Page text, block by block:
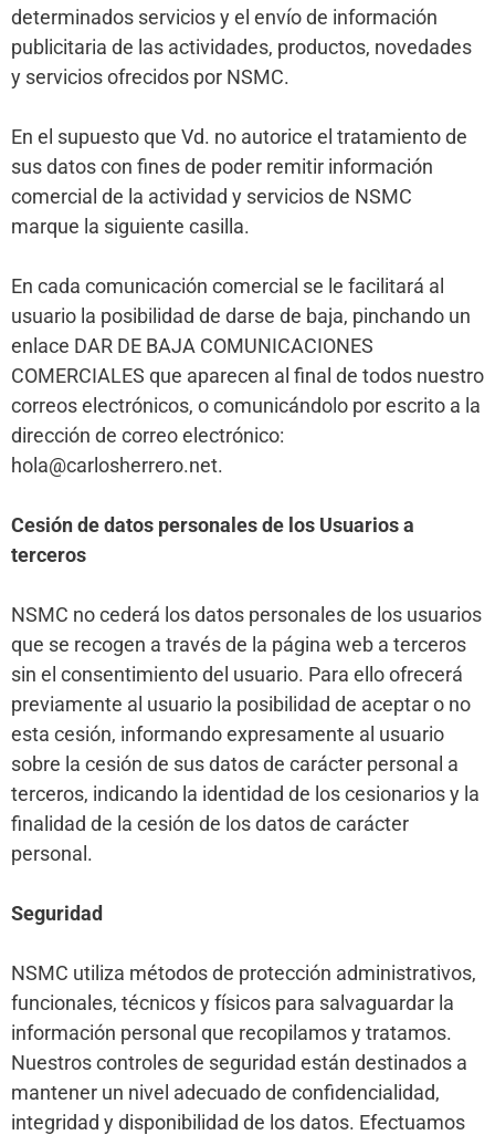
determinados servicios y el envío de información
publicitaria de las actividades, productos, novedades
y servicios ofrecidos por NSMC.
En el supuesto que Vd. no autorice el tratamiento de
sus datos con fines de poder remitir información
comercial de la actividad y servicios de NSMC
marque la siguiente casilla.
En cada comunicación comercial se le facilitará al
usuario la posibilidad de darse de baja, pinchando un
enlace DAR DE BAJA COMUNICACIONES
COMERCIALES que aparecen al final de todos nuestro
correos electrónicos, o comunicándolo por escrito a la
dirección de correo electrónico:
hola@carlosherrero.net.
Cesión de datos personales de los Usuarios a
terceros
NSMC no cederá los datos personales de los usuarios
que se recogen a través de la página web a terceros
sin el consentimiento del usuario. Para ello ofrecerá
previamente al usuario la posibilidad de aceptar o no
esta cesión, informando expresamente al usuario
sobre la cesión de sus datos de carácter personal a
terceros, indicando la identidad de los cesionarios y la
finalidad de la cesión de los datos de carácter
personal.
Seguridad
NSMC utiliza métodos de protección administrativos,
funcionales, técnicos y físicos para salvaguardar la
información personal que recopilamos y tratamos.
Nuestros controles de seguridad están destinados a
mantener un nivel adecuado de confidencialidad,
integridad y disponibilidad de los datos. Efectuamos